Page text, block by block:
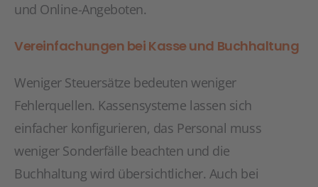
und Online-Angeboten.
Vereinfachungen bei Kasse und Buchhaltung
Weniger Steuersätze bedeuten weniger
Fehlerquellen. Kassensysteme lassen sich
einfacher konfigurieren, das Personal muss
weniger Sonderfälle beachten und die
Buchhaltung wird übersichtlicher. Auch bei